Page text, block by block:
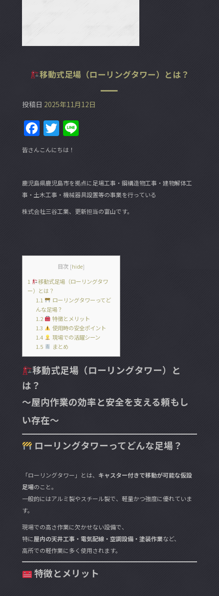
移動式足場（ローリングタワー）とは？
投稿日 2025年11月12日
F
a
c
e
b
o
o
T
w
itt
er
Li
皆さんこんにちは！
鹿児島県鹿児島市を拠点に足場工事・鋼構造物工事・建物解体工
事・土木工事・機械器具設置等の事業を行っている
株式会社三谷工業、更新担当の富山です。
目次 [hide]
1
移動式足場（ローリングタワ
ー）とは？
1.1
ローリングタワーってど
んな足場？
1.2
特徴とメリット
1.3
使用時の安全ポイント
1.4
現場での活躍シーン
1.5
まとめ
移動式足場（ローリングタワー）と
は？
〜屋内作業の効率と安全を支える頼もし
い存在〜
ローリングタワーってどんな足場？
「ローリングタワー」とは、 キャスター付きで移動が可能な仮設
足場のこと。
一般的にはアルミ製やスチール製で、軽量かつ強度に優れていま
す。
現場での高さ作業に欠かせない設備で、
特に屋内の天井工事・電気配線・空調設備・塗装作業など、
高所での軽作業に多く使用されます。
特徴とメリット